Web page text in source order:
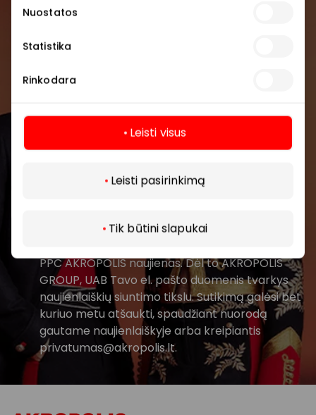
Nuostatos
Statistika
Rinkodara
Leisti visus
Leisti pasirinkimą
Tik būtini slapukai
Prisijunkite prie mūsų
renginius ir naujausią informaciją iš AKROPOLIS
PPC AKROPOLIS naujienas. Dėl to AKROPOLIS
GROUP, UAB Tavo el. pašto duomenis tvarkys
naujienlaiškių siuntimo tikslu. Sutikimą galėsi bet
kuriuo metu atšaukti, spaudžiant nuorodą
gautame naujienlaiškyje arba kreipiantis
privatumas@akropolis.lt.
Daugiau